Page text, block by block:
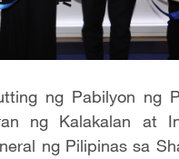
ng Pabilyon ng
ng Kalakalan at
ng Pilipinas sa